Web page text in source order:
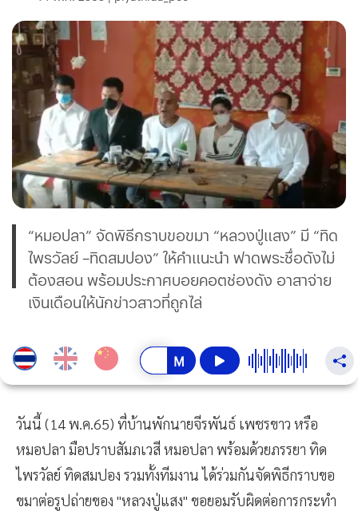
“หมอปลา” จัดพิธีกราบขอขมา “หลวงปู่แสง” มี “ทิด
ไพรวัลย์ –ทิดสมปอง” ให้คำแนะนำ ฟาดพระชื่อดังไม่
ต้องสอน พร้อมประกาศบอยคอตช่องดัง อาสาจ่าย
เงินเดือนให้นักข่าวสาวที่ถูกไล่
วันนี้ (14 พ.ค.65) ที่บ้านพักนายจีรพันธ์ เพชรขาว หรือ
หมอปลา มือปราบสัมภเวสี หมอปลา พร้อมด้วยภรรยา ทิด
ไพรวัลย์ ทิดสมปอง รวมทั้งทีมงาน ได้ร่วมกันจัดพิธีกราบขอ
ขมาต่อรูปถ่ายของ "หลวงปู่แสง" ขอยอมรับผิดต่อการกระทำ